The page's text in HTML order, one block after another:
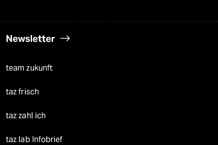
Newsletter
team zukunft
taz frisch
taz zahl ich
taz lab Infobrief